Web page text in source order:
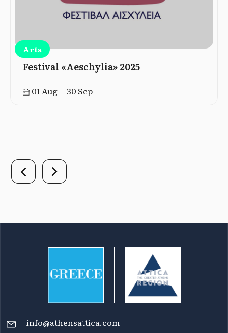
Arts
Festival «Aeschylia» 2025
01 Aug - 30 Sep
info@athensattica.com